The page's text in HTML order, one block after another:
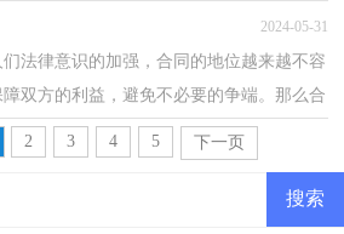
定合同呢？以下是小编精心整...
2024-05-31
法律意识的加强，合同的地位越来越不容
双方的利益，避免不必要的争端。那么合
以下是小编为大家收集的安置...
2 3 4 5
下一页